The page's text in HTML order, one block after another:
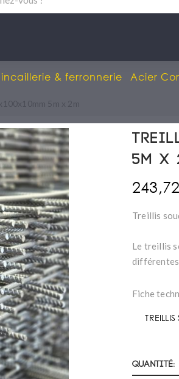
& ferronnerie Acier
5m x 2m
5m x
Treillis
Le treillis
Fiche
Quantité: